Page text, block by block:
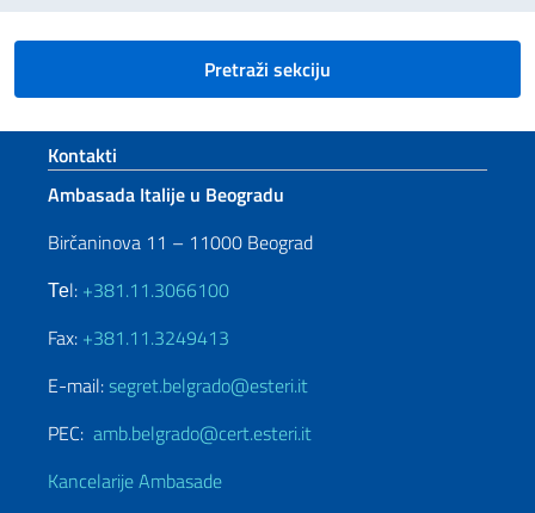
Pretraži sekciju
Footer section
Kontakti
Ambasada Italije u Beogradu
Birčaninova 11 – 11000 Beograd
Теl: +381.11.3066100
Fax: +381.11.3249413
E-mail:segret.belgrado@esteri.it
PEC: amb.belgrado@cert.esteri.it
Kancelarije Ambasade